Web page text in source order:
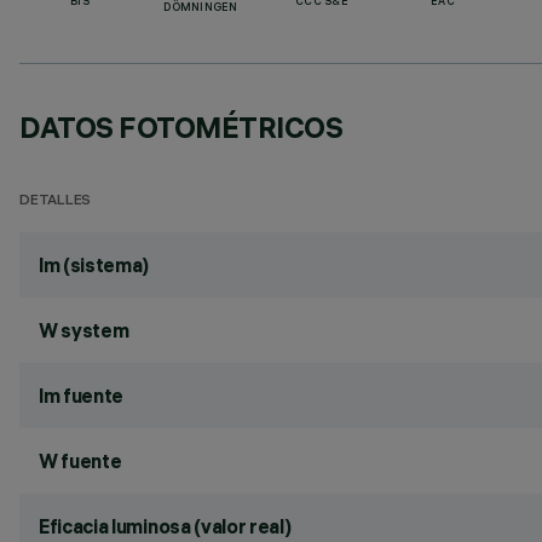
BIS
DÖMNINGEN
CCC S&E EAC
DATOS FOTOMÉTRICOS
DETALLES
lm (sistema)
W system
lm fuente
W fuente
Eficacia luminosa (valor real)